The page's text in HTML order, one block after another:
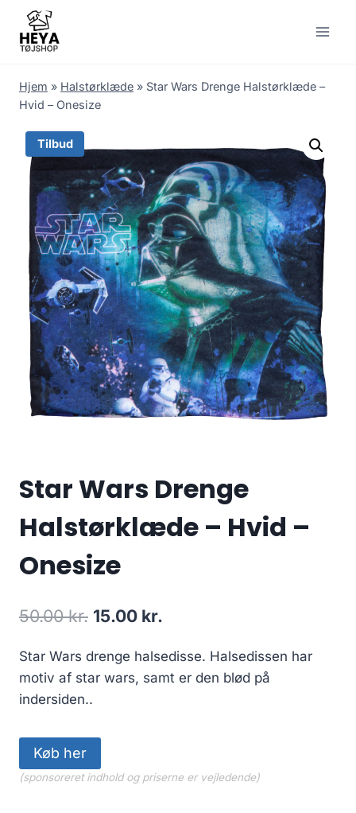
content
Hjem » Halstørklæde » Star Wars Drenge Halstørklæde –
Hvid – Onesize
Tilbud
Star Wars Drenge
Halstørklæde – Hvid –
Onesize
50.00kr. Original
was:
15.00 kr.
is:
Star Wars drenge halsedisse. Halsedissen har
motiv af star wars, samt er den blød på
indersiden..
Køb her
(sponsoreret indhold og priserne er vejledende)